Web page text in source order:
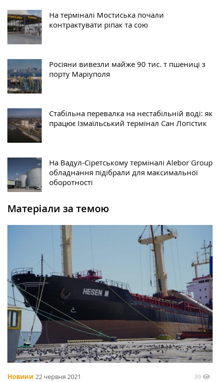
На терміналі Мостиська почали
контрактувати ріпак та сою
Росіяни вивезли майже 90 тис. т пшениці з
порту Маріуполя
Стабільна перевалка на нестабільній воді: як
працює Ізмаїльський термінал Сан Логістик
На Вадул-Сіретському терміналі Alebor Group
обладнання підібрали для максимальної
оборотності
Матеріали за темою
Новини 22 червня 2021 39